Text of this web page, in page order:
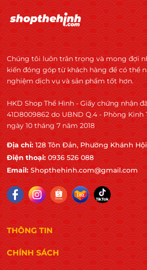
Chúng tôi luôn trân trọng và mong đợi
kiến đóng góp từ khách hàng để có thể
nghiệm dịch vụ và sản phẩm tốt hơn.
HKD Shop Thể Hình - Giấy chứng nhận
41D8009862 do UBND Q.4 - Phòng Kinh
ngày 10 tháng 7 năm 2018
Địa chỉ: 128 Tôn Đản, Phường Khánh
Điện thoại: 0936 526 088
Email: Shopthehinh.com@gmail.com
THÔNG TIN
CHÍNH SÁCH